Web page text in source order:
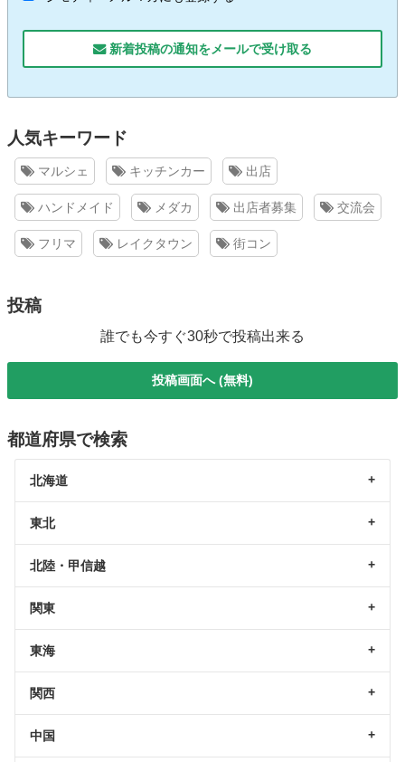
新着投稿の通知をメールで受け取る
人気キーワード
マルシェ キッチンカー 出店
ハンドメイド メダカ 出店者募集 交流会
フリマ レイクタウン 街コン
投稿
誰でも今すぐ30秒で投稿出来る
投稿画面へ (無料)
都道府県で検索
北海道
東北
北陸・甲信越
関東
東海
関西
中国